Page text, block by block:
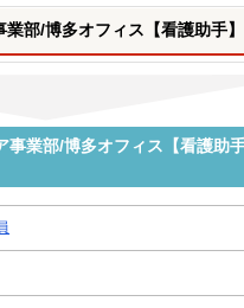
部/博多オフィス【看護助手】
業部/博多オフィス【看護助